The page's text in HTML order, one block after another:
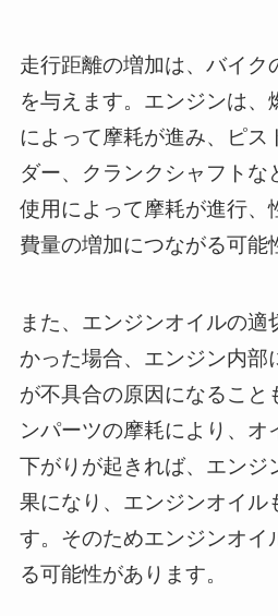
走行距離の増加は、バイク
を与えます。エンジンは、
によって摩耗が進み、ピス
ダー、クランクシャフトな
使用によって摩耗が進行、
費量の増加につながる可能
また、エンジンオイルの適
かった場合、エンジン内部
が不具合の原因になること
ンパーツの摩耗により、オ
下がりが起きれば、エンジ
果になり、エンジンオイル
す。そのためエンジンオイ
る可能性があります。